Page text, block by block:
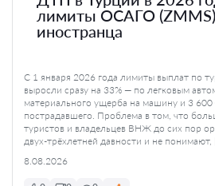
лимиты ОСАГО
иностранца
С 1 января 2026 года лимиты выплат по
выросли сразу на 33% — по легковым
материального ущерба на машину и 3 600
пострадавшего. Проблема в том, что
туристов и владельцев ВНЖ до сих пор
двух-трёхлетней давности и не
8.08.2026